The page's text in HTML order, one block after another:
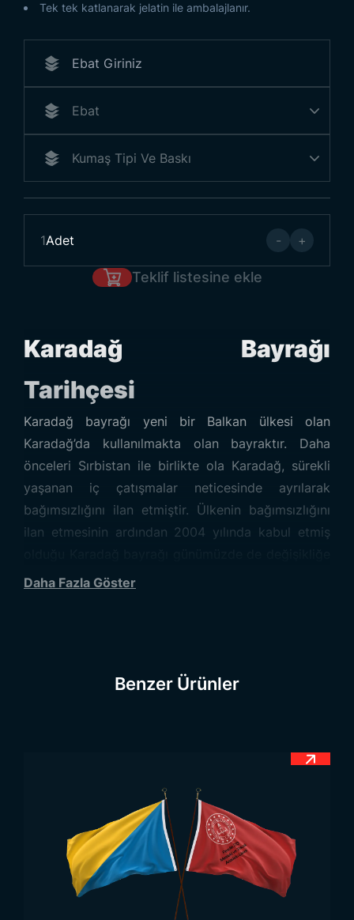
Tek tek katlanarak jelatin ile ambalajlanır.
1Adet - +
Teklif listesine ekle
Karadağ Bayrağı
Tarihçesi
Karadağ bayrağı yeni bir Balkan ülkesi olan
Karadağ’da kullanılmakta olan bayraktır. Daha
önceleri Sırbistan ile birlikte ola Karadağ, sürekli
yaşanan iç çatışmalar neticesinde ayrılarak
bağımsızlığını ilan etmiştir. Ülkenin bağımsızlığını
ilan etmesinin ardından 2004 yılında kabul etmiş
uğramadan kullanılmaya devam etmektedir.
ile güvence altına alınmıştır.
Yeni bir ülke olmasına rağmen Karadağ’da Karadağ
yapmıştır. Bayraklara yüklenen anlamlar genellikle
ulusun birliğini sağlamak ve farklı devletlere karşı
bir mesaj vermek amacıyla başvurulan bir
yöntemdir. Bu ülkenin bayrağında da bazı mesajlar
yer almaktadır. Karadağ bayrağı zeminde tek
renkten oluşmaktadır ve bu renk de kırmızıdır. Ülke
Daha Fazla Göster
Benzer Ürünler